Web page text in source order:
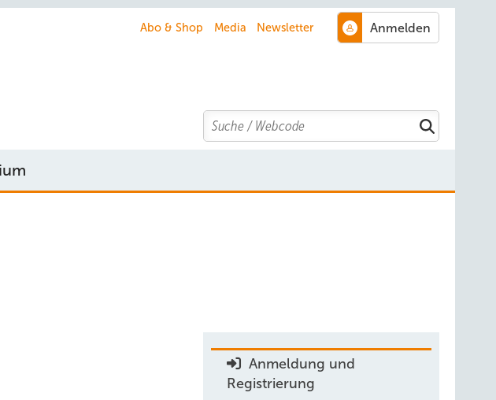
Abo & Shop Media Newsletter
Search
Anmeldung und
Registrierung